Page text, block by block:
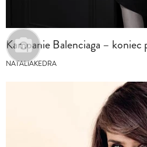
Kampanie Balenciaga – koniec
NATALIAKEDRA